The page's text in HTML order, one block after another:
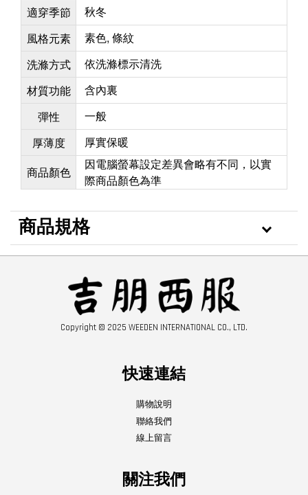
適穿季節
秋冬
風格元素
素色, 條紋
洗滌方式
依洗滌標示清洗
材質功能
含內裏
彈性
一般
厚薄度
厚實保暖
商品顏色
因電腦螢幕設定差異會略有不同，以實
際商品顏色為準
商品規格
Copyright © 2025 WEEDEN INTERNATIONAL CO., LTD.
快速連結
購物說明
聯絡我們
線上留言
關注我們